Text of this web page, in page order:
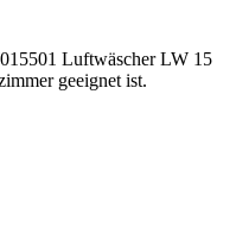
Luftwäscher LW 15
geeignet ist.